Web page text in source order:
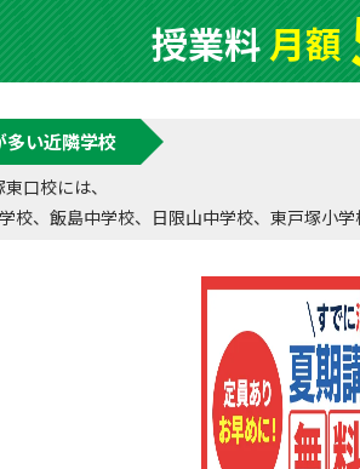
授業料月額
多い近隣学校
口校には、
校、飯島中学校、日限山中学校、東戸塚小